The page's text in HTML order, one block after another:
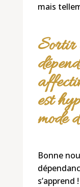
mais
Sortir
est
mode
Bonne
s’apprend